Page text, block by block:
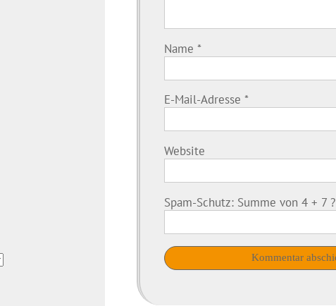
Name *
E-Mail-Adresse *
Website
Spam-Schutz: Summe von 4 + 7 ?